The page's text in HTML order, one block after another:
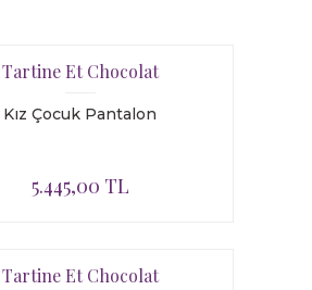
Tartine Et Chocolat
Kız Çocuk Pantalon
5.445,00 TL
Tartine Et Chocolat